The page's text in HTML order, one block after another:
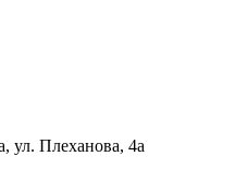
ул. Плеханова, 4а